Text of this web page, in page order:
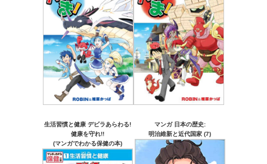
生活習慣と健康 デビラあらわる!
健康を守れ!!
(マンガでわかる保健の本)
マンガ 日本の歴史:
明治維新と近代国家 (7)